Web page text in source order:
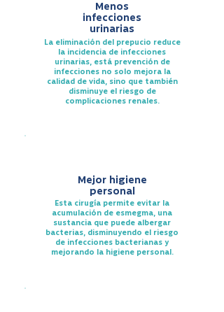
Menos
infecciones
urinarias
La eliminación del prepucio reduce
la incidencia de infecciones
urinarias, está prevención de
infecciones no solo mejora la
calidad de vida, sino que también
disminuye el riesgo de
complicaciones renales.
Mejor higiene
personal
Esta cirugía permite evitar la
acumulación de esmegma, una
sustancia que puede albergar
bacterias, disminuyendo el riesgo
de infecciones bacterianas y
mejorando la higiene personal.